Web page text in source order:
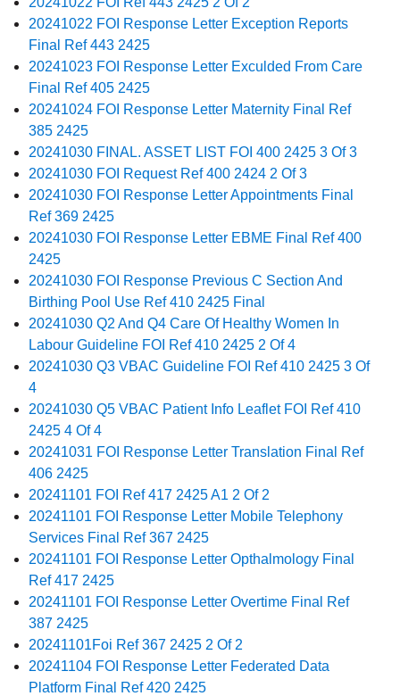
20241022 FOI Response Letter Exception Reports
Final Ref 443 2425
20241023 FOI Response Letter Exculded From Care
Final Ref 405 2425
20241024 FOI Response Letter Maternity Final Ref
385 2425
20241030 FINAL. ASSET LIST FOI 400 2425 3 Of 3
20241030 FOI Request Ref 400 2424 2 Of 3
20241030 FOI Response Letter Appointments Final
Ref 369 2425
20241030 FOI Response Letter EBME Final Ref 400
2425
20241030 FOI Response Previous C Section And
Birthing Pool Use Ref 410 2425 Final
20241030 Q2 And Q4 Care Of Healthy Women In
Labour Guideline FOI Ref 410 2425 2 Of 4
20241030 Q3 VBAC Guideline FOI Ref 410 2425 3 Of
4
20241030 Q5 VBAC Patient Info Leaflet FOI Ref 410
2425 4 Of 4
20241031 FOI Response Letter Translation Final Ref
406 2425
20241101 FOI Ref 417 2425 A1 2 Of 2
20241101 FOI Response Letter Mobile Telephony
Services Final Ref 367 2425
20241101 FOI Response Letter Opthalmology Final
Ref 417 2425
20241101 FOI Response Letter Overtime Final Ref
387 2425
20241101Foi Ref 367 2425 2 Of 2
20241104 FOI Response Letter Federated Data
Platform Final Ref 420 2425